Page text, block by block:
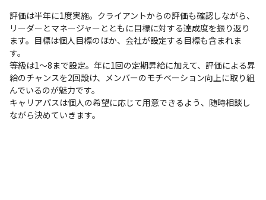
評価は半年に1度実施。クライアントからの評価も確認しながら、
リーダーとマネージャーとともに目標に対する達成度を振り返り
ます。目標は個人目標のほか、会社が設定する目標も含まれま
す。
等級は1～8まで設定。年に1回の定期昇給に加えて、評価による昇
給のチャンスを2回設け、メンバーのモチベーション向上に取り組
んでいるのが魅力です。
キャリアパスは個人の希望に応じて用意できるよう、随時相談し
ながら決めていきます。